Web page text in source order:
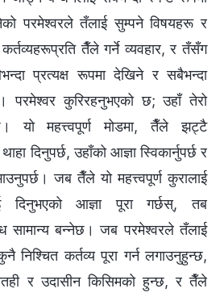
परमेश्‍वरले तँलाई सुम्पने विषयहरू र
तैँले गर्ने व्यवहार, र तँसँग
प्रत्यक्ष रूपमा देखिने र सबैभन्दा
परमेश्‍वर कुरिरहनुभएको छ; उहाँ तेरो
यो महत्त्वपूर्ण मोडमा, तैँले झट्टै
दिनुपर्छ, उहाँको आज्ञा स्विकार्नुपर्छ र
जब तैँले यो महत्त्वपूर्ण कुरालाई
दिनुभएको आज्ञा पूरा गर्छस्, तब
सामान्य बन्‍नेछ। जब परमेश्‍वरले तँलाई
निश्‍चित कर्तव्य पूरा गर्न लगाउनुहुन्छ,
र उदासीन किसिमको हुन्छ, र तैँले